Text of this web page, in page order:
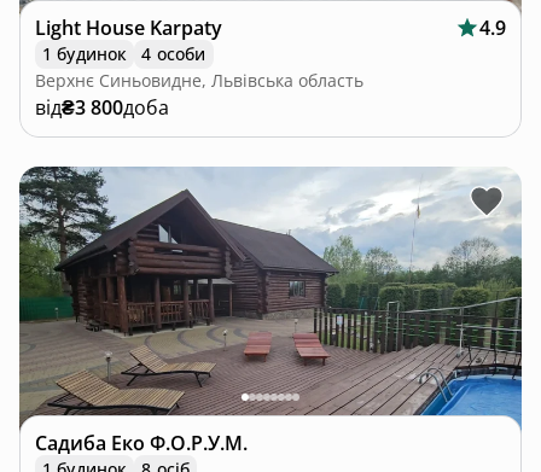
Light House Karpaty 4.9
1 будинок
4 особи
Верхнє Синьовидне, Львівська область
від₴3 800доба
Садиба Еко Ф.О.Р.У.М.